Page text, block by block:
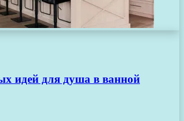
идей для душа в ванной